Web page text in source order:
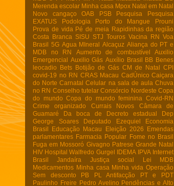
Merenda escolar Minha casa Mpox Natal em Natal
Novo cangaço
OAB PSB Pesquisa
Pesquisa
EXATUS
Podologia Porto do Mangue
Prouni
Prova de vida Pé de meia Rapidinhas da região
Costa Branca
SISU STJ Touros Vacina RN Voa
Brasil 5G Agua MIneral Alcaçuz Aliança do PT e
MDB no RN
Aumento de combustível
Auxilio
Emergencial Auxilio Gás Auxílio Brasil BB Benes
leocadio
Bets Botijão de Gás CM de Natal CPI
covid-19 no RN CRAS Macau CadÚnico Caiçara
do Norte Carnatal Celular na sala de aula Chuva
no RN Conselho tutelar Consórcio Nordeste Copa
do mundo Copa do mundo feminina
Covid-RN
Crime organizado
Currais Novos
Câmara de
Guamaré
Da boca de Decreto estadual
Dep
George Soares
Deputado Ezequiel
Economia
Brasil
Educação Macau Eleição 2026
Emendas
parlamentares Farmacia Popular Fome no Brasil
Fuga em Mossoró Givagno Patrese Grande Natal
HIV Hospital Walfredo Gurgel IDEMA IPVA Internet
Brasil
Jandaíra Justiça social Lei
MDB
Medicamentos Minha casa Minha vida Operação
Sem desconto
PB PL Antifacção
PT e PDT
Paulinho Freire Pedro Avelino Pendências e Alto